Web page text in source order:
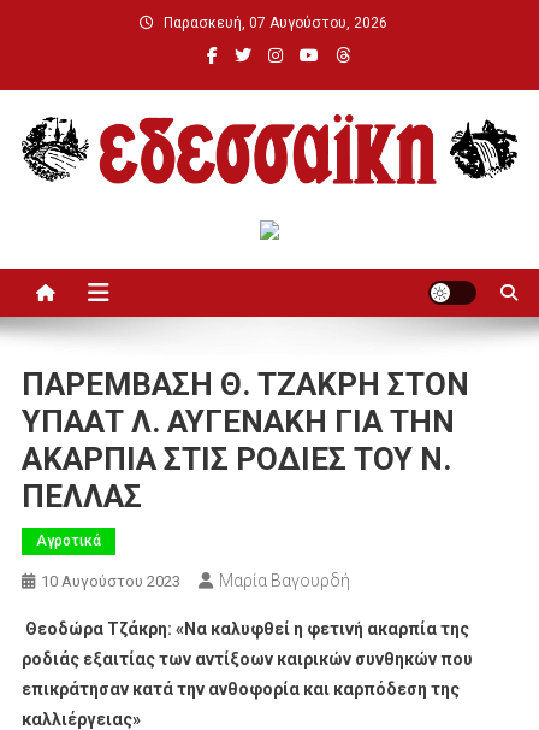
Παρασκευή, 07 Αυγούστου, 2026
ΠΑΡΕΜΒΑΣΗ Θ. ΤΖΑΚΡΗ ΣΤΟΝ
ΥΠΑΑΤ Λ. ΑΥΓΕΝΑΚΗ ΓΙΑ ΤΗΝ
ΑΚΑΡΠΙΑ ΣΤΙΣ ΡΟΔΙΕΣ ΤΟΥ Ν.
ΠΕΛΛΑΣ
Αγροτικά
10 Αυγούστου 2023 Μαρία Βαγουρδή
Θεοδώρα Τζάκρη: «Να καλυφθεί η φετινή ακαρπία της
ροδιάς εξαιτίας των αντίξοων καιρικών συνθηκών που
επικράτησαν κατά την ανθοφορία και καρπόδεση της
καλλιέργειας»